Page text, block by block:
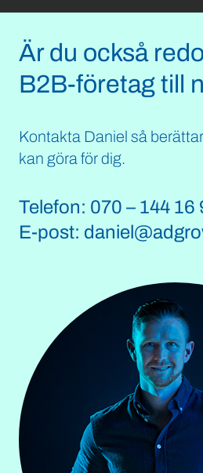
Är du också
B2B-företag till
Kontakta Daniel så
kan göra för dig.
Telefon: 070 – 144 16
E-post: